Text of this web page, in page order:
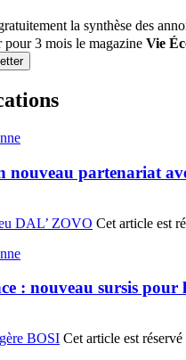
la synthèse des
pour 3 mois le magazine Vie
nouveau partenariat
DAL’ ZOVO Cet article est
: nouveau sursis pour
BOSI Cet article est